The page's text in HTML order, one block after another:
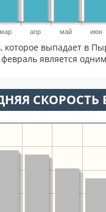
мар апр май июн
которое выпадает в
является
СКОРОСТЬ